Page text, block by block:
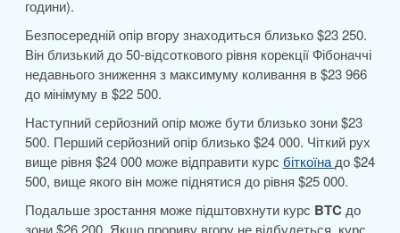
години).
Безпосередній опір вгору знаходиться близько $23 250.
Він близький до 50-відсоткового рівня корекції Фібоначчі
недавнього зниження з максимуму коливання в $23 966
до мінімуму в $22 500.
Наступний серйозний опір може бути близько зони $23
500. Перший серйозний опір близько $24 000. Чіткий рух
вище рівня $24 000 може відправити курс біткоїна до $24
500, вище якого він може піднятися до рівня $25 000.
Подальше зростання може підштовхнути курс BTC до
зони $26 200. Якщо прориву вгору не відбудеться, курс